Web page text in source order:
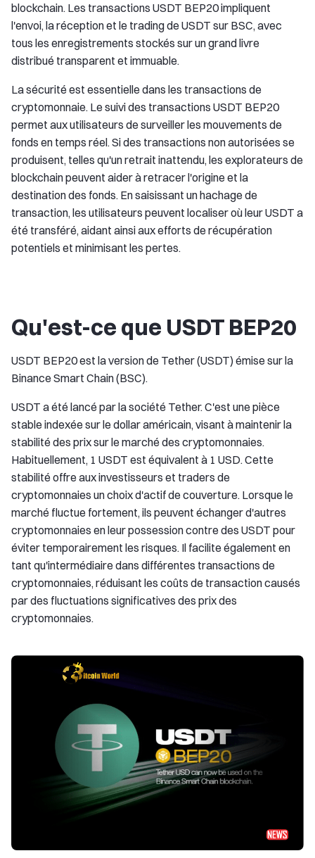
blockchain. Les transactions USDT BEP20 impliquent
l'envoi, la réception et le trading de USDT sur BSC, avec
tous les enregistrements stockés sur un grand livre
distribué transparent et immuable.
La sécurité est essentielle dans les transactions de
cryptomonnaie. Le suivi des transactions USDT BEP20
permet aux utilisateurs de surveiller les mouvements de
fonds en temps réel. Si des transactions non autorisées se
produisent, telles qu'un retrait inattendu, les explorateurs de
blockchain peuvent aider à retracer l'origine et la
destination des fonds. En saisissant un hachage de
transaction, les utilisateurs peuvent localiser où leur USDT a
été transféré, aidant ainsi aux efforts de récupération
potentiels et minimisant les pertes.
Qu'est-ce que USDT BEP20
USDT BEP20 est la version de Tether (USDT) émise sur la
Binance Smart Chain (BSC).
USDT a été lancé par la société Tether. C'est une pièce
stable indexée sur le dollar américain, visant à maintenir la
stabilité des prix sur le marché des cryptomonnaies.
Habituellement, 1 USDT est équivalent à 1 USD. Cette
stabilité offre aux investisseurs et traders de
cryptomonnaies un choix d'actif de couverture. Lorsque le
marché fluctue fortement, ils peuvent échanger d'autres
cryptomonnaies en leur possession contre des USDT pour
éviter temporairement les risques. Il facilite également en
tant qu'intermédiaire dans différentes transactions de
cryptomonnaies, réduisant les coûts de transaction causés
par des fluctuations significatives des prix des
cryptomonnaies.